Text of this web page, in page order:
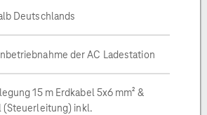
Deutschlands
der AC Ladestation
15 m Erdkabel 5x6 mm² &
(Steuerleitung) inkl.